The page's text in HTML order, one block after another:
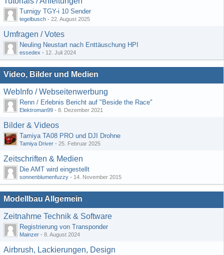
Turnigy TGY-i 10 Sender
tegelbusch - 22. August 2025
Umfragen / Votes
Neuling Neustart nach Enttäuschung HPI
essedex - 12. Juli 2024
Video, Bilder und Medien
WebInfo / Webseitenwerbung
Renn / Erlebnis Bericht auf "Beside the Race"
Elektroman99 - 8. Dezember 2021
Bilder & Videos
Tamiya TA08 PRO und DJI Drohne
Tamiya Driver - 25. Februar 2025
Zeitschriften & Medien
Die AMT wird eingestellt
sonnenblumenfuzzy - 14. November 2015
Modellbau Allgemein
Zeitnahme Technik & Software
Registrierung von Transponder
Mainzer - 8. August 2024
Airbrush, Lackierungen, Design